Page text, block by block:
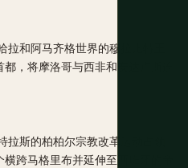
拉和阿马齐格世界的穆拉比特王
，将摩洛哥与西非和安达卢斯连
拉斯的柏柏尔宗教改革运动占领
跨马格里布并延伸至西班牙的帝